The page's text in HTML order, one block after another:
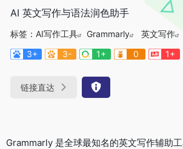
AI 英文写作与语法润色助手
标签： AI写作工具 Grammarly 英文写作
3+
3- 1+ 0 1+
链接直达
Grammarly 是全球最知名的英文写作辅助